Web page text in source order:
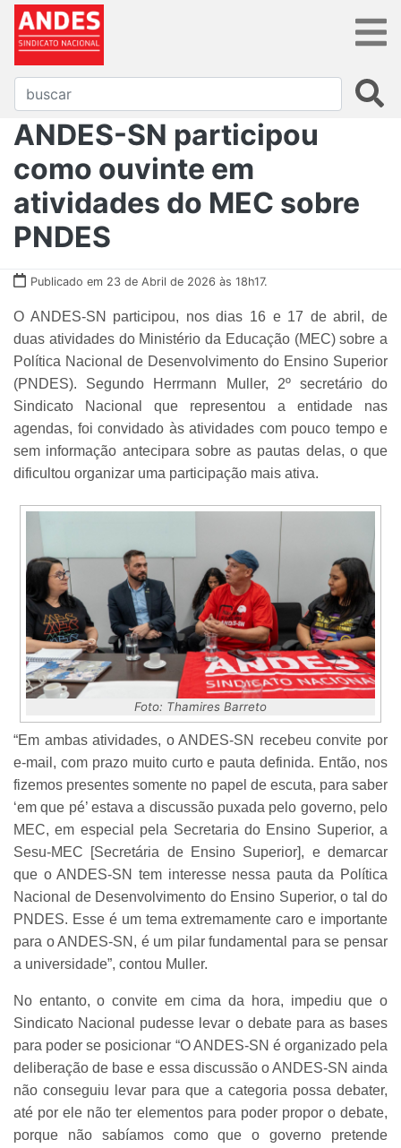
ANDES-SN participou
como ouvinte em
atividades do MEC sobre
PNDES
Publicado em 23 de Abril de 2026 às 18h17.
O ANDES-SN participou, nos dias 16 e 17 de abril, de
duas atividades do Ministério da Educação (MEC) sobre a
Política Nacional de Desenvolvimento do Ensino Superior
(PNDES). Segundo Herrmann Muller, 2º secretário do
Sindicato Nacional que representou a entidade nas
agendas, foi convidado às atividades com pouco tempo e
sem informação antecipara sobre as pautas delas, o que
dificultou organizar uma participação mais ativa.
Foto: Thamires Barreto
“Em ambas atividades, o ANDES-SN recebeu convite por
e-mail, com prazo muito curto e pauta definida. Então, nos
fizemos presentes somente no papel de escuta, para saber
‘em que pé’ estava a discussão puxada pelo governo, pelo
MEC, em especial pela Secretaria do Ensino Superior, a
Sesu-MEC [Secretária de Ensino Superior], e demarcar
que o ANDES-SN tem interesse nessa pauta da Política
Nacional de Desenvolvimento do Ensino Superior, o tal do
PNDES. Esse é um tema extremamente caro e importante
para o ANDES-SN, é um pilar fundamental para se pensar
a universidade”, contou Muller.
No entanto, o convite em cima da hora, impediu que o
Sindicato Nacional pudesse levar o debate para as bases
para poder se posicionar “O ANDES-SN é organizado pela
deliberação de base e essa discussão o ANDES-SN ainda
não conseguiu levar para que a categoria possa debater,
até por ele não ter elementos para poder propor o debate,
porque não sabíamos como que o governo pretende